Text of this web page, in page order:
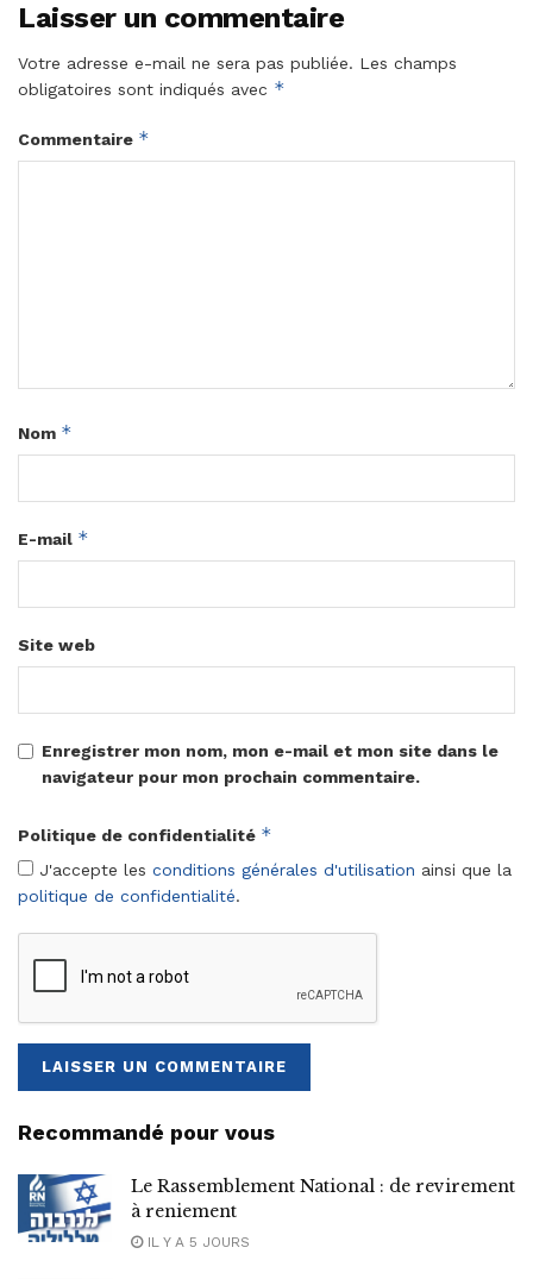
Laisser un commentaire
Votre adresse e-mail ne sera pas publiée. Les champs
obligatoires sont indiqués avec *
Commentaire *
Nom *
E-mail *
Site web
Enregistrer mon nom, mon e-mail et mon site dans le
navigateur pour mon prochain commentaire.
Politique de confidentialité *
J'accepte les conditions générales d'utilisation ainsi que la
politique de confidentialité.
Recommandé pour vous
Le Rassemblement National : de revirement
à reniement
IL Y A 5 JOURS